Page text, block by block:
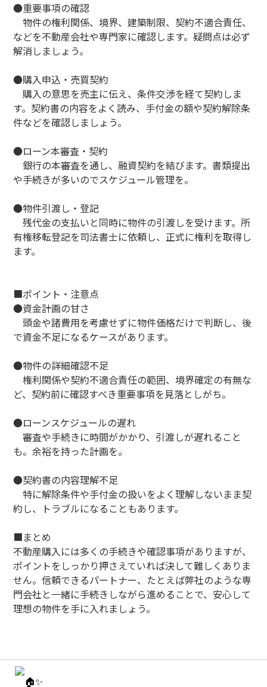
●重要事項の確認
物件の権利関係、境界、建築制限、契約不適合責任、
などを不動産会社や専門家に確認します。疑問点は必ず
解消しましょう。
●購入申込・売買契約
購入の意思を売主に伝え、条件交渉を経て契約しま
す。契約書の内容をよく読み、手付金の額や契約解除条
件などを確認しましょう。
●ローン本審査・契約
銀行の本審査を通し、融資契約を結びます。書類提出
や手続きが多いのでスケジュール管理を。
●物件引渡し・登記
残代金の支払いと同時に物件の引渡しを受けます。所
有権移転登記を司法書士に依頼し、正式に権利を取得し
ます。
■ポイント・注意点
●資金計画の甘さ
頭金や諸費用を考慮せずに物件価格だけで判断し、後
で資金不足になるケースがあります。
●物件の詳細確認不足
権利関係や契約不適合責任の範囲、境界確定の有無な
ど、契約前に確認すべき重要事項を見落としがち。
●ローンスケジュールの遅れ
審査や手続きに時間がかかり、引渡しが遅れること
も。余裕を持った計画を。
●契約書の内容理解不足
特に解除条件や手付金の扱いをよく理解しないまま契
約し、トラブルになることもあります。
■まとめ
不動産購入には多くの手続きや確認事項がありますが、
ポイントをしっかり押さえていれば決して難しくありま
せん。信頼できるパートナー、たとえば弊社のような専
門会社と一緒に手続きしながら進めることで、安心して
理想の物件を手に入れましょう。